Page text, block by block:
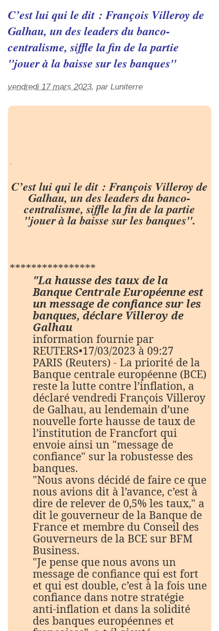
C’est lui qui le dit : François Villeroy de
Galhau, un des leaders du banco-
centralisme, siffle la fin de la partie
"jouer à la baisse sur les banques"
vendredi 17 mars 2023, par Luniterre
.
C’est lui qui le dit : François Villeroy de
Galhau, un des leaders du banco-
centralisme, siffle la fin de la partie
"jouer à la baisse sur les banques".
****************
"La hausse des taux de la
Banque Centrale Européenne est
un message de confiance sur les
banques, déclare Villeroy de
Galhau
information fournie par
REUTERS•17/03/2023 à 09:27
PARIS (Reuters) - La priorité de la
Banque centrale européenne (BCE)
reste la lutte contre l’inflation, a
déclaré vendredi François Villeroy
de Galhau, au lendemain d’une
nouvelle forte hausse de taux de
l’institution de Francfort qui
envoie ainsi un "message de
confiance" sur la robustesse des
banques.
"Nous avons décidé de faire ce que
nous avions dit à l’avance, c’est à
dire de relever de 0,5% les taux," a
dit le gouverneur de la Banque de
France et membre du Conseil des
Gouverneurs de la BCE sur BFM
Business.
"Je pense que nous avons un
message de confiance qui est fort
et qui est double, c’est à la fois une
confiance dans notre stratégie
anti-inflation et dans la solidité
des banques européennes et